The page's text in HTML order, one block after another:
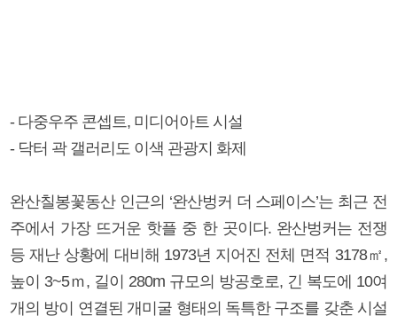
- 다중우주 콘셉트, 미디어아트 시설
- 닥터 곽 갤러리도 이색 관광지 화제
완산칠봉꽃동산 인근의 ‘완산벙커 더 스페이스’는 최근 전
주에서 가장 뜨거운 핫플 중 한 곳이다. 완산벙커는 전쟁
등 재난 상황에 대비해 1973년 지어진 전체 면적 3178㎡,
높이 3~5ｍ, 길이 280m 규모의 방공호로, 긴 복도에 10여
개의 방이 연결된 개미굴 형태의 독특한 구조를 갖춘 시설